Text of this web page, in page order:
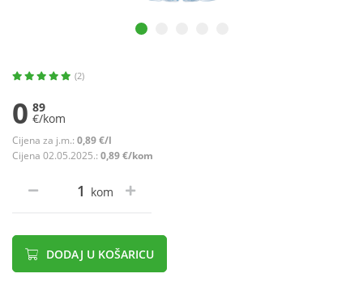
(2)
0 89
€/kom
Cijena za j.m.: 0,89 €/l
Cijena 02.05.2025.: 0,89 €/kom
kom
DODAJ U KOŠARICU